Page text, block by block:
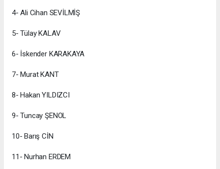
4- Ali Cihan SEVİLMİŞ
5- Tülay KALAV
6- İskender KARAKAYA
7- Murat KANT
8- Hakan YILDIZCI
9- Tuncay ŞENOL
10- Barış CİN
11- Nurhan ERDEM